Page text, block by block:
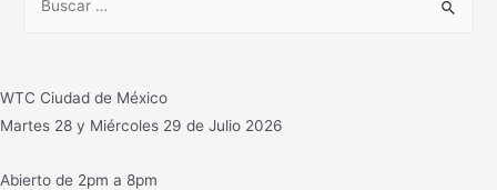
WTC Ciudad de México
Martes 28 y Miércoles 29 de Julio 2026
Abierto de 2pm a 8pm